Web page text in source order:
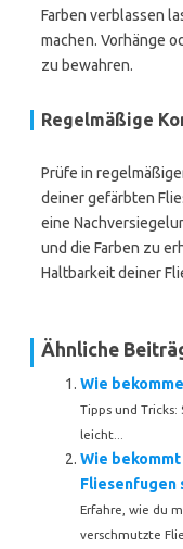
Farben verblassen
machen. Vorhänge
zu bewahren.
Regelmäßige
Prüfe in
deiner gefärbten
eine
und die Farben zu
Haltbarkeit deiner
Ähnliche
Wie
Tipps und
leicht...
Wie
Fliesenfugen
Erfahre, wie du
verschmutzte